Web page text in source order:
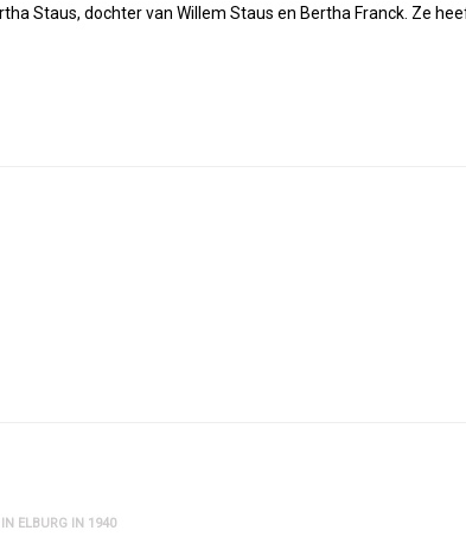
Staus, dochter van Willem Staus en Bertha Franck. Ze
ELBURG IN 1940